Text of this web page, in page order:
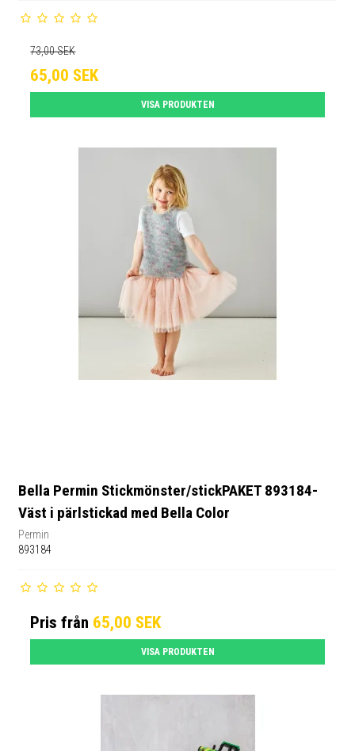
73,00 SEK
65,00 SEK
VISA PRODUKTEN
Bella Permin Stickmönster/stickPAKET 893184-
Väst i pärlstickad med Bella Color
Permin
893184
Pris från 65,00 SEK
VISA PRODUKTEN